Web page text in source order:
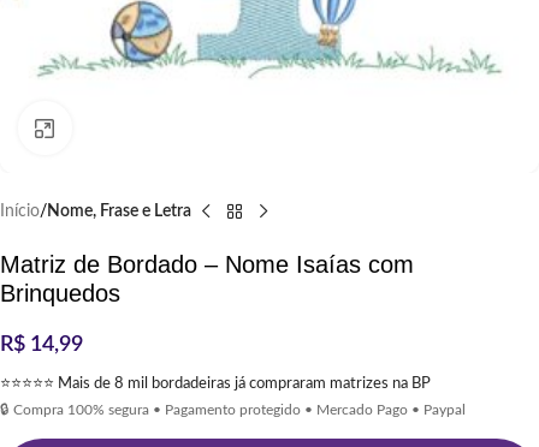
Início Nome, Frase e Letra
Matriz de Bordado – Nome Isaías com
Brinquedos
R$ 14,99
⭐⭐⭐⭐⭐ Mais de 8 mil bordadeiras já compraram matrizes na BP
🔒 Compra 100% segura • Pagamento protegido • Mercado Pago • Paypal